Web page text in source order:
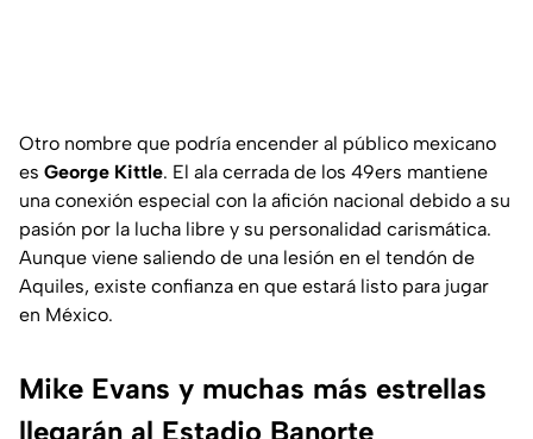
Otro nombre que podría encender al público mexicano
es George Kittle. El ala cerrada de los 49ers mantiene
una conexión especial con la afición nacional debido a su
pasión por la lucha libre y su personalidad carismática.
Aunque viene saliendo de una lesión en el tendón de
Aquiles, existe confianza en que estará listo para jugar
en México.
Mike Evans y muchas más estrellas
llegarán al Estadio Banorte